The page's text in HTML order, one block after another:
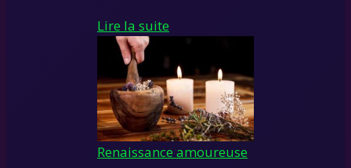
Lire la suite
Renaissance amoureuse